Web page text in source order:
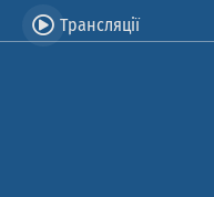
Трансляції